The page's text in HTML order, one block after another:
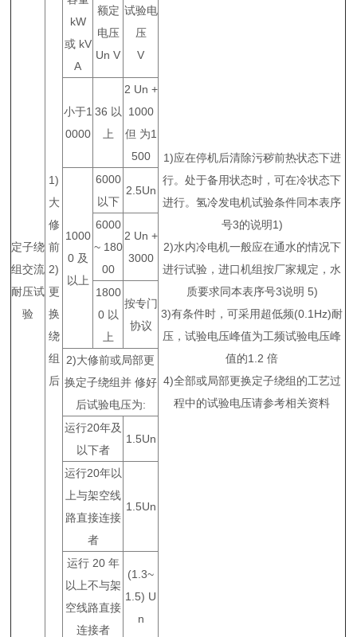
定子绕
组交流
耐压试
验
1)
大
修
前
2)
更
换
绕
组
后
1)应在停机后清除污秽前热状态下进
行。处于备用状态时，可在冷状态下
进行。氢冷发电机试验条件同本表序
号3的说明1)
2)水内冷电机一般应在通水的情况下
进行试验，进口机组按厂家规定，水
质要求同本表序号3说明 5)
3)有条件时，可采用超低频(0.1Hz)耐
压，试验电压峰值为工频试验电压峰
值的1.2 倍
4)全部或局部更换定子绕组的工艺过
程中的试验电压请参考相关资料
kW
或 kV
A
额定
电压
Un V
试验电
压
V
小于1
0000
36 以
上
2 Un +
1000
但 为1
500
1000
0 及
以上
6000
以下
2.5Un
6000
~ 180
00
2 Un +
3000
1800
0 以
上
按专门
协议
2)大修前或局部更
换定子绕组并 修好
后试验电压为:
运行20年及
以下者
1.5Un
运行20年以
上与架空线
路直接连接
者
1.5Un
运行 20 年
以上不与架
空线路直接
连接者
(1.3~
1.5) U
n